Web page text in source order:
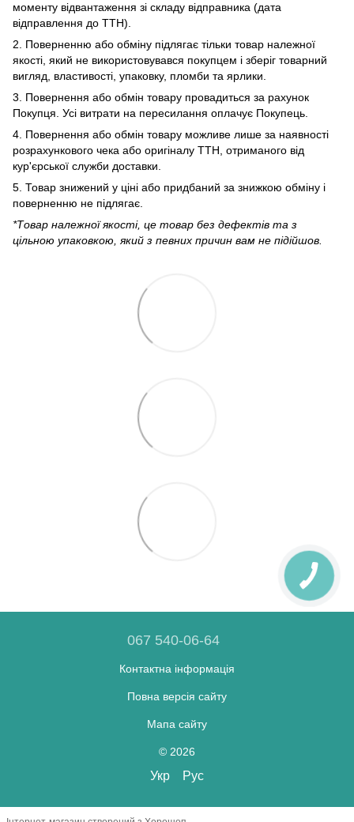
моменту відвантаження зі складу відправника (дата
відправлення до ТТН).
2. Поверненню або обміну підлягає тільки товар належної
якості, який не використовувався покупцем і зберіг товарний
вигляд, властивості, упаковку, пломби та ярлики.
3. Повернення або обмін товару провадиться за рахунок
Покупця. Усі витрати на пересилання оплачує Покупець.
4. Повернення або обмін товару можливе лише за наявності
розрахункового чека або оригіналу ТТН, отриманого від
кур'єрської служби доставки.
5. Товар знижений у ціні або придбаний за знижкою обміну і
поверненню не підлягає.
*Товар належної якості, це товар без дефектів та з
цільною упаковкою, який з певних причин вам не підійшов.
067 540-06-64
Контактна інформація
Повна версія сайту
Мапа сайту
© 2026
Укр Рус